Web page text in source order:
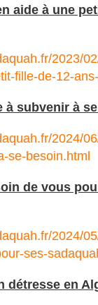
aide à une
2023/
fille-de-12-
à subvenir à
2024/
se-besoin.html
de vous
2024/
ses-
détresse en